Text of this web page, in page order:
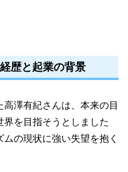
歴と起業の背景
澤有紀さんは、本来の目
を目指そうとしました
の現状に強い失望を抱く